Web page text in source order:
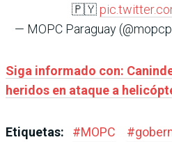
🇵🇾
— MOPC Paraguay
Siga informado con:
heridos en ataque a
Etiquetas: #MOPC #